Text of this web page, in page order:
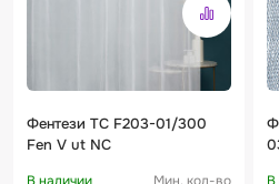
Фентези TC F203-01/300
Fen V ut NC